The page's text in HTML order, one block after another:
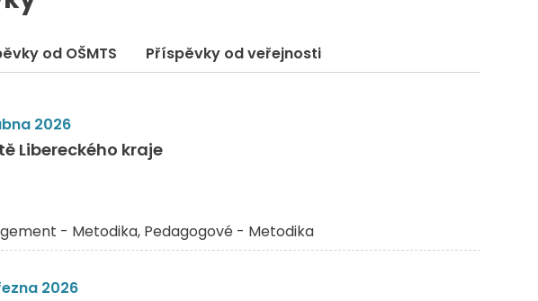
od OŠMTS Příspěvky od veřejnosti
2026
Libereckého kraje
- Metodika Pedagogové - Metodika
2026